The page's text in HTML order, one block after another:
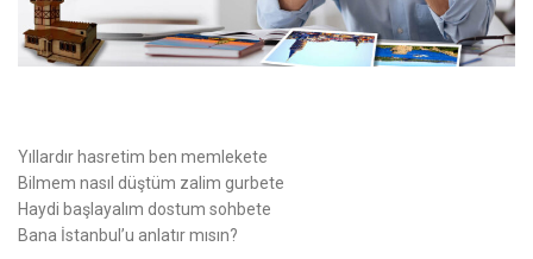
Yıllardır hasretim ben memlekete
Bilmem nasıl düştüm zalim gurbete
Haydi başlayalım dostum sohbete
Bana İstanbul’u anlatır mısın?